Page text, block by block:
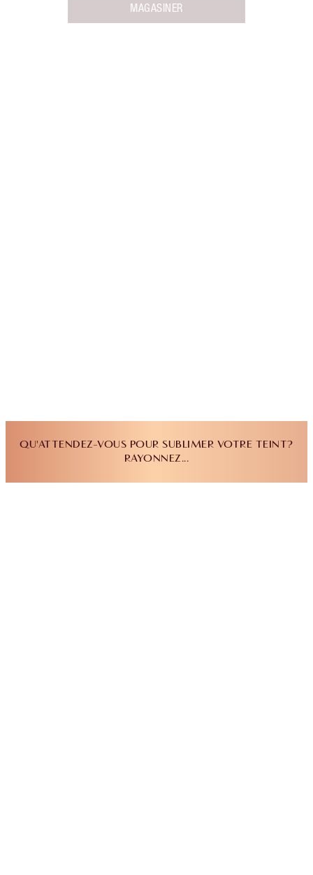
MAGASINER
QU'ATTENDEZ-VOUS POUR SUBLIMER VOTRE TEINT?
RAYONNEZ...